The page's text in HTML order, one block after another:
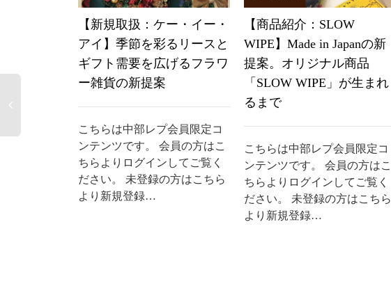
【新規取扱：ケー・イー・
アイ】季節を彩るリースと
ギフト需要を広げるフラワ
ー雑貨の新提案
こちらは中部レプ会員限定コ
ンテンツです。 会員の方はこ
ちらよりログインしてご覧く
ださい。 未登録の方はこちら
より新規登録…
【商品紹介：SLOW
WIPE】Made in Japanの新
提案。オリジナル商品
「SLOW WIPE」が生まれ
るまで
こちらは中部レプ会員限定コ
ンテンツです。 会員の方はこ
ちらよりログインしてご覧く
ださい。 未登録の方はこちら
より新規登録…